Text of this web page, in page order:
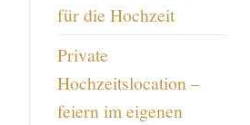
für die Hochzeit
Private
Hochzeitslocation –
feiern im eigenen